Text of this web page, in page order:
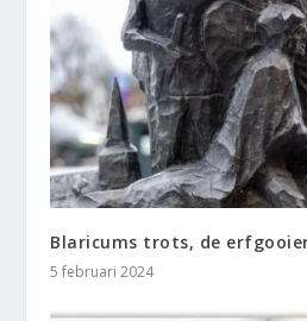
Blaricums trots, de
5 februari 2024